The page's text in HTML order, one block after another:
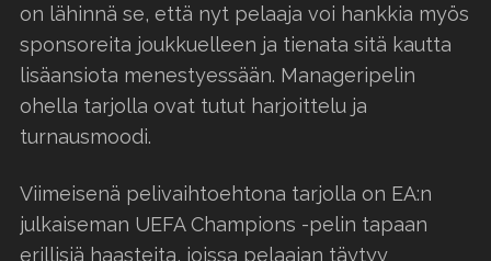
on lähinnä se, että nyt pelaaja voi hankkia myös
sponsoreita joukkuelleen ja tienata sitä kautta
lisäansiota menestyessään. Manageripelin
ohella tarjolla ovat tutut harjoittelu ja
turnausmoodi.
Viimeisenä pelivaihtoehtona tarjolla on EA:n
julkaiseman UEFA Champions -pelin tapaan
erillisiä haasteita, joissa pelaajan täytyy